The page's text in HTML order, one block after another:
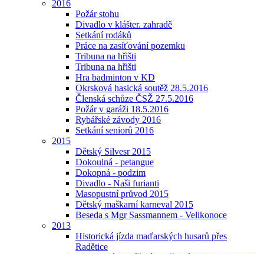
2016
Požár stohu
Divadlo v klášter. zahradě
Setkání rodáků
Práce na zasíťování pozemku
Tribuna na hřišti
Tribuna na hřišti
Hra badminton v KD
Okrsková hasická soutěž 28.5.2016
Členská schůze ČSŽ 27.5.2016
Požár v garáži 18.5.2016
Rybářské závody 2016
Setkání seniorů 2016
2015
Dětský Silvesr 2015
Dokoulná - petangue
Dokopná - podzim
Divadlo - Naši furianti
Masopustní průvod 2015
Dětský maškarní karneval 2015
Beseda s Mgr Sassmannem - Velikonoce
2013
Historická jízda maďarských husarů přes
Radětice